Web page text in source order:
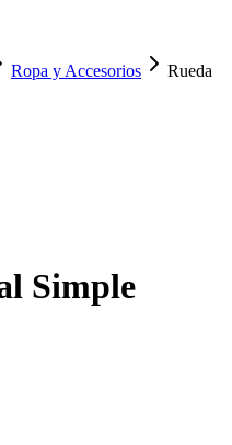
Ropa y Accesorios
Rueda
Simple